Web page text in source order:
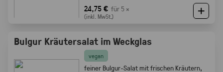
24,75 € für 5 ×
(inkl. MwSt.)
Bulgur Kräutersalat im Weckglas
vegan
feiner Bulgur-Salat mit frischen Kräutern,